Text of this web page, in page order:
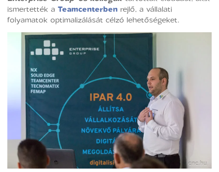
ismertették a Teamcenterben rejlő, a vállalati
folyamatok optimalizálását célzó lehetőségeket.